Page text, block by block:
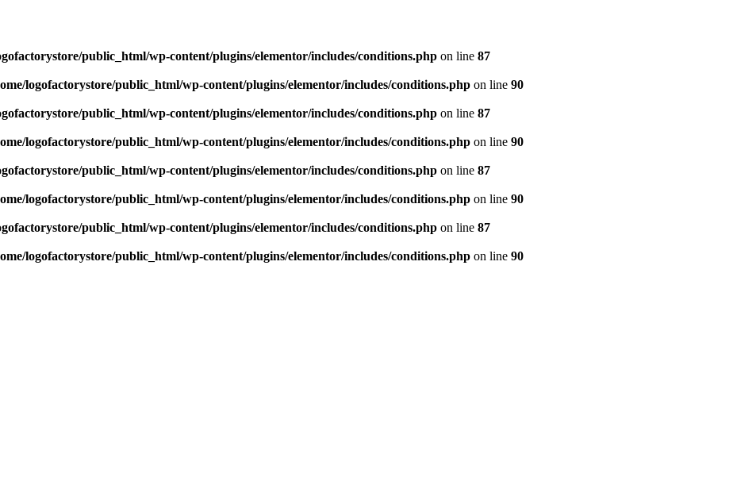
public_html/wp-content/plugins/elementor/includes/conditions.php on line 87
logofactorystore/public_html/wp-content/plugins/elementor/includes/conditions.php on line 90
public_html/wp-content/plugins/elementor/includes/conditions.php on line 87
logofactorystore/public_html/wp-content/plugins/elementor/includes/conditions.php on line 90
public_html/wp-content/plugins/elementor/includes/conditions.php on line 87
logofactorystore/public_html/wp-content/plugins/elementor/includes/conditions.php on line 90
public_html/wp-content/plugins/elementor/includes/conditions.php on line 87
logofactorystore/public_html/wp-content/plugins/elementor/includes/conditions.php on line 90